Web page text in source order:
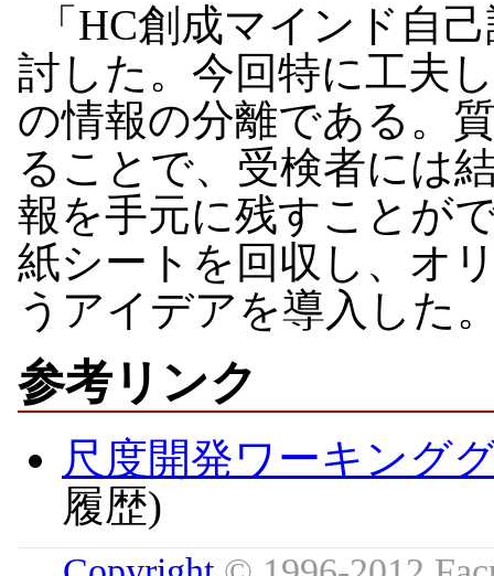
「HC創成マインド自
討した。今回特に工夫
の情報の分離である。
ることで、受検者には
報を手元に残すことが
紙シートを回収し、オ
うアイデアを導入した
参考リンク
尺度開発ワーキング
履歴)